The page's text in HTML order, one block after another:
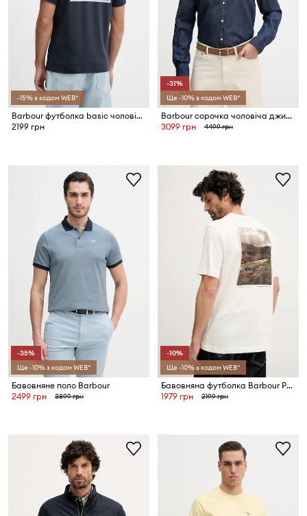
-15% з кодом WEB*
Barbour футболка basic чоловіча бавовняна Camber
2199 грн
-31%
Ще -10% з кодом WEB*
Barbour сорочка чоловіча джинсова
3099 грн
4499 грн
-35%
Ще -10% з кодом WEB*
Бавовняне поло Barbour
2499 грн
3899 грн
-10%
Ще -10% з кодом WEB*
Бавовняна футболка Barbour Parkend
1979 грн
2199 грн